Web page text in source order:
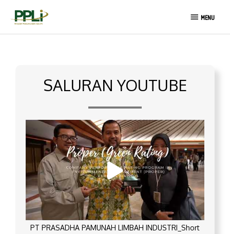
MENU
MENU
SALURAN YOUTUBE
PT PRASADHA PAMUNAH LIMBAH INDUSTRI_Short